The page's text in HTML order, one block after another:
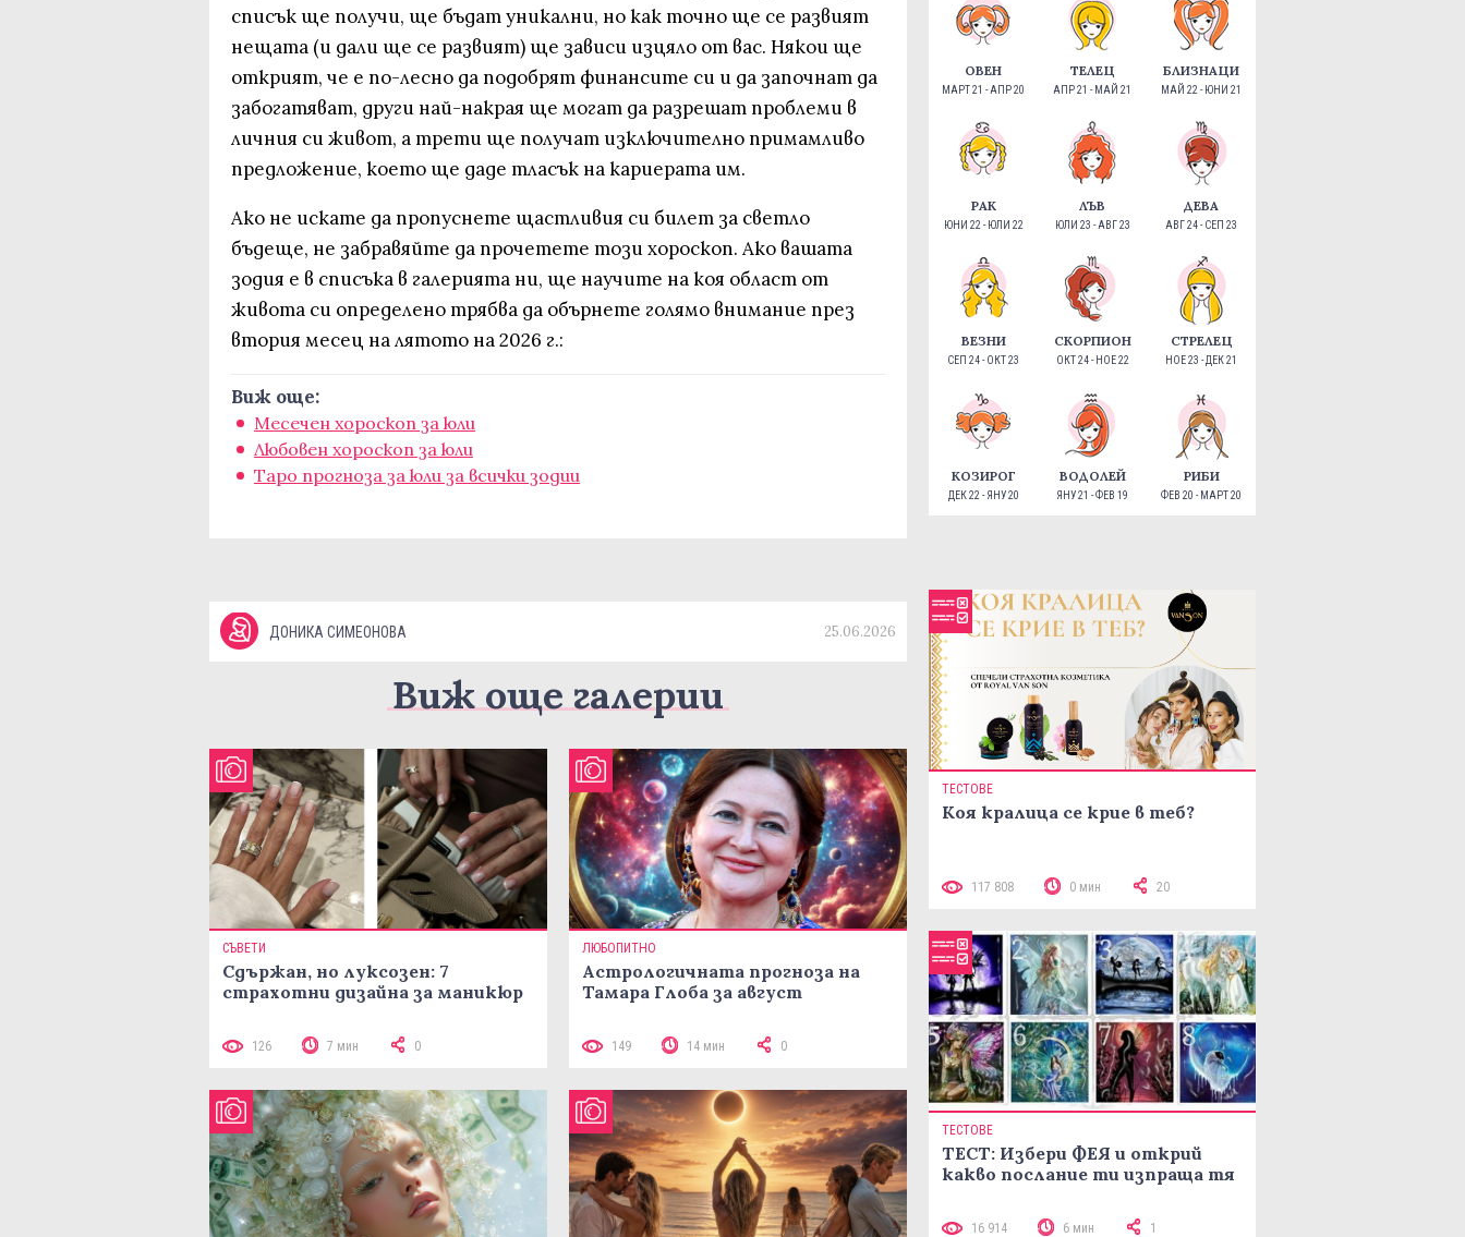
списък ще получи, ще бъдат уникални, но как точно ще се развият
нещата (и дали ще се развият) ще зависи изцяло от вас. Някои ще
открият, че е по-лесно да подобрят финансите си и да започнат да
забогатяват, други най-накрая ще могат да разрешат проблеми в
личния си живот, а трети ще получат изключително примамливо
предложение, което ще даде тласък на кариерата им.
Ако не искате да пропуснете щастливия си билет за светло
бъдеще, не забравяйте да прочетете този хороскоп. Ако вашата
зодия е в списъка в галерията ни, ще научите на коя област от
живота си определено трябва да обърнете голямо внимание през
втория месец на лятото на 2026 г.:
Виж още:
Месечен хороскоп за юли
Любовен хороскоп за юли
Таро прогноза за юли за всички зодии
ДОНИКА СИМЕОНОВА 25.06.2026
Виж още галерии
СЪВЕТИ
Сдържан, но луксозен: 7
страхотни дизайна за маникюр
126 7 мин 0
ЛЮБОПИТНО
Астрологичната прогноза на
Тамара Глоба за август
149 14 мин 0
ОВЕН
МАРТ 21 - АПР 20
ТЕЛЕЦ
АПР 21 - МАЙ 21
БЛИЗНАЦИ
МАЙ 22 - ЮНИ 21
РАК
ЮНИ 22 - ЮЛИ 22
ЛЪВ
ЮЛИ 23 - АВГ 23
ДЕВА
АВГ 24 - СЕП 23
ВЕЗНИ
СЕП 24 - ОКТ 23
СКОРПИОН
ОКТ 24 - НОЕ 22
СТРЕЛЕЦ
НОЕ 23 - ДЕК 21
КОЗИРОГ
ДЕК 22 - ЯНУ 20
ВОДОЛЕЙ
ЯНУ 21 - ФЕВ 19
РИБИ
ФЕВ 20 - МАРТ 20
ТЕСТОВЕ
Коя кралица се крие в теб?
117 808 0 мин 20
ТЕСТОВЕ
ТЕСТ: Избери ФЕЯ и открий
какво послание ти изпраща тя
16 914 6 мин 1